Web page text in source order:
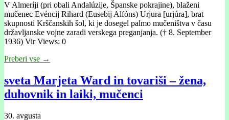
V Almeríji (pri obali Andalúzije, Španske pokrajine), blaženi
mučenec Evéncij Rihard (Eusebij Alfóns) Urjura [urjúra], brat
skupnosti Krščanskih šol, ki je dosegel palmo mučeništva v času
državljanske vojne zaradi verskega preganjanja. († 8. September
1936) Vir Views: 0
Preberi vse →
sveta Marjeta Ward in tovariši – žena,
duhovnik in laiki, mučenci
30. avgusta